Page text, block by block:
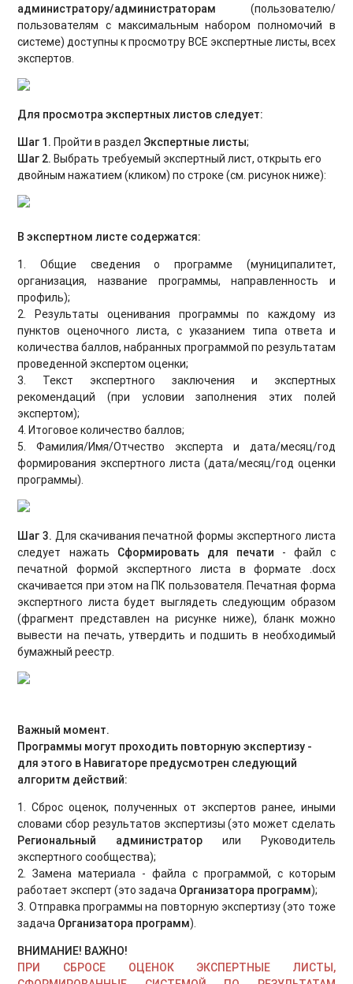
администратору/администраторам (пользователю/
пользователям с максимальным набором полномочий в
системе) доступны к просмотру ВСЕ экспертные листы, всех
экспертов.
Для просмотра экспертных листов следует:
Шаг 1. Пройти в раздел Экспертные листы;
Шаг 2.Выбрать требуемый экспертный лист, открыть его
двойным нажатием (кликом) по строке (см. рисунок ниже):
В экспертном листе содержатся:
1. Общие сведения о программе (муниципалитет,
организация, название программы, направленность и
профиль);
2. Результаты оценивания программы по каждому из
пунктов оценочного листа, с указанием типа ответа и
количества баллов, набранных программой по результатам
проведенной экспертом оценки;
3. Текст экспертного заключения и экспертных
рекомендаций (при условии заполнения этих полей
экспертом);
4. Итоговое количество баллов;
5. Фамилия/Имя/Отчество эксперта и дата/месяц/год
формирования экспертного листа (дата/месяц/год оценки
программы).
Шаг 3. Для скачивания печатной формы экспертного листа
следует нажать Сформировать для печати - файл с
печатной формой экспертного листа в формате .docx
скачивается при этом на ПК пользователя. Печатная форма
экспертного листа будет выглядеть следующим образом
(фрагмент представлен на рисунке ниже), бланк можно
вывести на печать, утвердить и подшить в необходимый
бумажный реестр.
Важный момент.
Программы могут проходить повторную экспертизу -
для этого в Навигаторе предусмотрен следующий
алгоритм действий:
1. Сброс оценок, полученных от экспертов ранее, иными
словами сбор результатов экспертизы (это может сделать
Региональный администратор или Руководитель
экспертного сообщества);
2. Замена материала - файла с программой, с которым
работает эксперт (это задача Организатора программ);
3. Отправка программы на повторную экспертизу (это тоже
задача Организатора программ).
ВНИМАНИЕ! ВАЖНО!
ПРИ СБРОСЕ ОЦЕНОК ЭКСПЕРТНЫЕ ЛИСТЫ,